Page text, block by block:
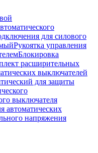
для силового
Рукоятка управления
Блокировка
расширительных
выключателей
для защиты
выключателя
автоматических
напряжения